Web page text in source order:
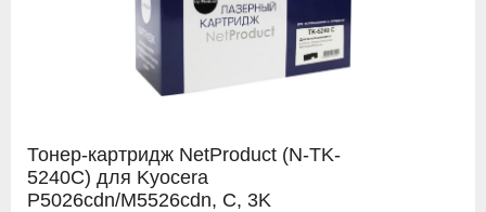
Тонер-картридж NetProduct (N-TK-
5240C) для Kyocera
P5026cdn/M5526cdn, C, 3K